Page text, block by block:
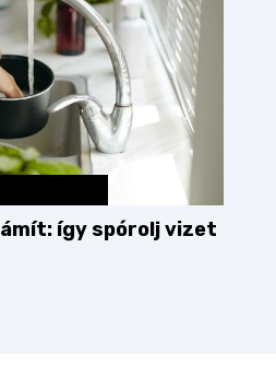
így spórolj vizet